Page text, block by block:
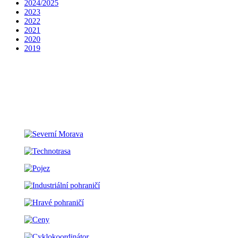
2024/2025
2023
2022
2021
2020
2019